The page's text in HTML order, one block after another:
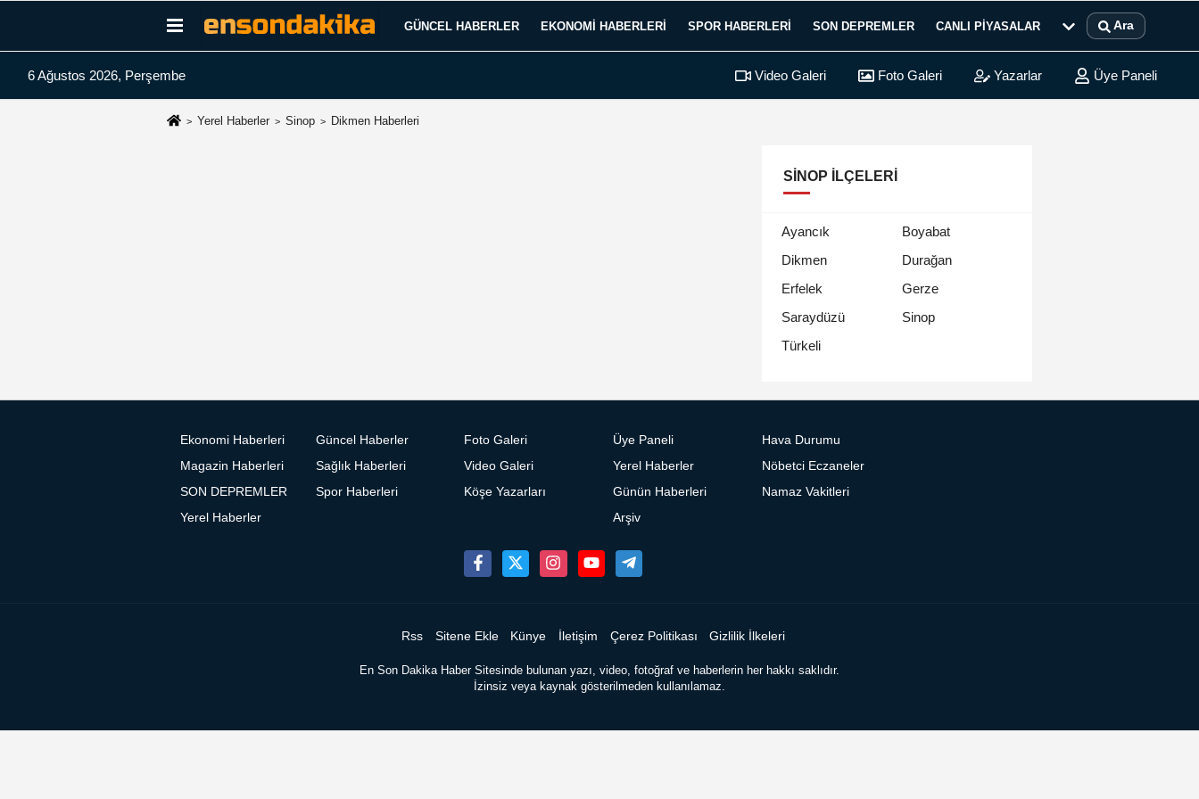
GÜNCEL HABERLER EKONOMI HABERLERI SPOR HABERLERI SON DEPREMLER CANLI PIYASALAR Ara
6 Ağustos 2026, Perşembe Video Galeri Foto Galeri Yazarlar Üye Paneli
Yerel Haberler Sinop Dikmen Haberleri
SINOP İLÇELERI
Ayancık
Boyabat
Dikmen
Durağan
Erfelek
Gerze
Saraydüzü
Sinop
Türkeli
Ekonomi Haberleri
Güncel Haberler
Magazin Haberleri
Sağlık Haberleri
SON DEPREMLER
Spor Haberleri
Yerel Haberler
Foto Galeri
Video Galeri
Köşe Yazarları
Üye Paneli
Yerel Haberler
Günün Haberleri
Arşiv
Hava Durumu
Nöbetci Eczaneler
Namaz Vakitleri
Rss Sitene Ekle Künye İletişim Çerez Politikası Gizlilik İlkeleri
En Son Dakika Haber Sitesinde bulunan yazı, video, fotoğraf ve haberlerin her hakkı saklıdır.
İzinsiz veya kaynak gösterilmeden kullanılamaz.